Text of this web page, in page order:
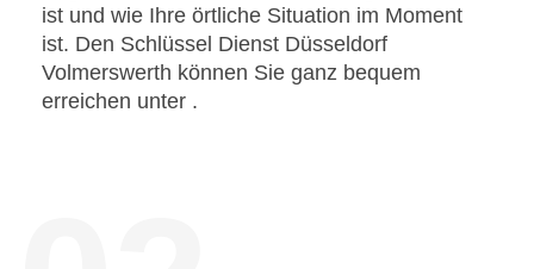
ist und wie Ihre örtliche Situation im Moment
ist. Den Schlüssel Dienst Düsseldorf
Volmerswerth können Sie ganz bequem
erreichen unter .